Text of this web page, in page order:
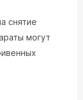
снятие
могут